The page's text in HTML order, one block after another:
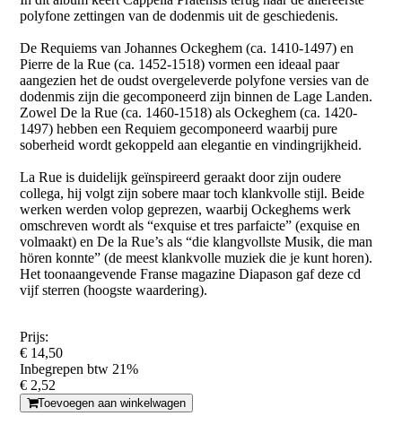
polyfone zettingen van de dodenmis uit de geschiedenis.
De Requiems van Johannes Ockeghem (ca. 1410-1497) en
Pierre de la Rue (ca. 1452-1518) vormen een ideaal paar
aangezien het de oudst overgeleverde polyfone versies van de
dodenmis zijn die gecomponeerd zijn binnen de Lage Landen.
Zowel De la Rue (ca. 1460-1518) als Ockeghem (ca. 1420-
1497) hebben een Requiem gecomponeerd waarbij pure
soberheid wordt gekoppeld aan elegantie en vindingrijkheid.
La Rue is duidelijk geïnspireerd geraakt door zijn oudere
collega, hij volgt zijn sobere maar toch klankvolle stijl. Beide
werken werden volop geprezen, waarbij Ockeghems werk
omschreven wordt als “exquise et tres parfaicte” (exquise en
volmaakt) en De la Rue’s als “die klangvollste Musik, die man
hören konnte” (de meest klankvolle muziek die je kunt horen).
Het toonaangevende Franse magazine Diapason gaf deze cd
vijf sterren (hoogste waardering).
Prijs:
€ 14,50
Inbegrepen btw 21%
€ 2,52
Toevoegen aan winkelwagen